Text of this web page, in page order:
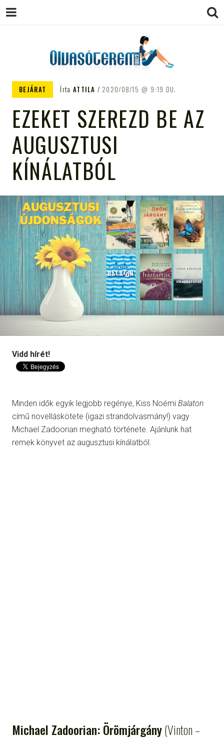
OLVASÓTEREM.COM – AZ
TÁMOGATÓJA
BEJÁRAT Írta ATTILA 2020/08/15 9:19 DU.
EZEKET SZEREZD BE AZ
AUGUSZTUSI
KÍNÁLATBÓL
Vidd hírét!
Minden idők egyik legjobb regénye, Kiss Noémi Balaton
című novelláskötete (igazi strandolvasmány!) vagy
Michael Zadoorian megható története. Ajánlunk hat
remek könyvet az augusztusi kínálatból.
Michael Zadoorian: Örömjárgány(Vinton –